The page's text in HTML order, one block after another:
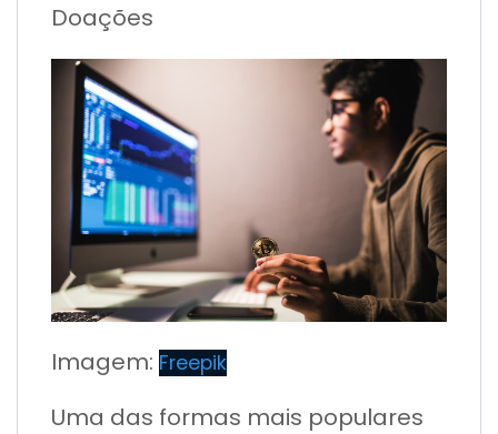
Doações
Imagem: Freepik
Uma das formas mais populares